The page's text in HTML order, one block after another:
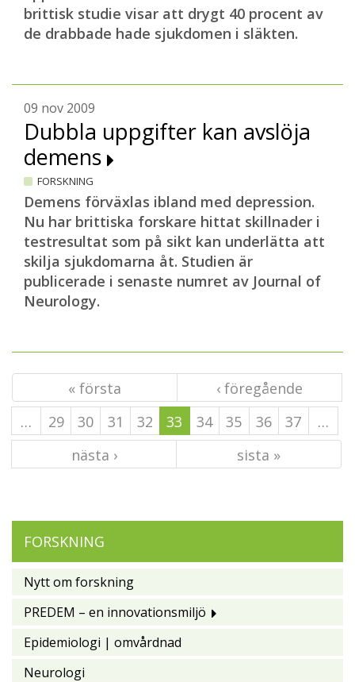
brittisk studie visar att drygt 40 procent av
de drabbade hade sjukdomen i släkten.
09 nov 2009
Dubbla uppgifter kan avslöja
demens
FORSKNING
Demens förväxlas ibland med depression.
Nu har brittiska forskare hittat skillnader i
testresultat som på sikt kan underlätta att
skilja sjukdomarna åt. Studien är
publicerade i senaste numret av Journal of
Neurology.
« första
‹ föregående
…
29 30 31 32 33 34 35 36 37
…
nästa ›
sista »
FORSKNING
Nytt om forskning
PREDEM – en innovationsmiljö
Epidemiologi | omvårdnad
Neurologi